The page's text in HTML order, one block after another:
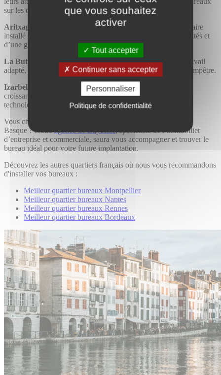
que vous souhaitez
activer
Tout accepter
Continuer sans accepter
Personnaliser
Politique de confidentialité
sur les différentes agglomérations :
Aritxague à Bayonne
: dans un cadre agréable, ce pôle tertiaire
installé depuis plusieurs années profite de toutes les commodités et
d’une grande accessibilité.
La Butte aux Cailles à Angletpour trouver un espace de travail
adapté, tout en se ressourçant dans un cadre verdoyant et champêtre.
Izarbel à Bidart
, se développer au cœur d’un site en pleine
croissance et dédiée aux entreprises issues des nouvelles
technologiques du numérique.
Vous cherchez à
Basque ? Notreagence de Bayonne, spécialiste de l’immobilier
d’entreprise et commerciale, saura vous accompagner et trouver le
bureau idéal pour votre future implantation.
Découvrez les autres quartiers français où nous vous recommandons
d'installer vos bureaux :
Meilleur quartier bureaux Montpellier
Meilleur quartier bureaux Nantes
Meilleur quartier bureaux Rennes
Meilleur quartier bureaux Bordeaux